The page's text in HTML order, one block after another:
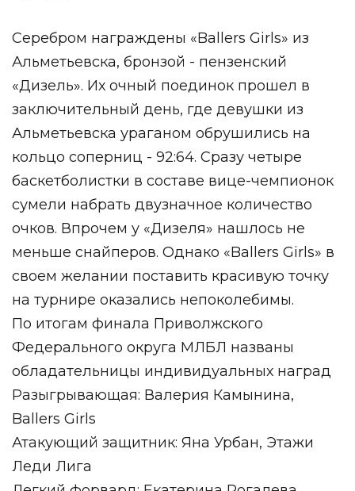
Серебром награждены «Ballers Girls» из
Альметьевска, бронзой - пензенский
«Дизель». Их очный поединок прошел в
заключительный день, где девушки из
Альметьевска ураганом обрушились на
кольцо соперниц - 92:64. Сразу четыре
баскетболистки в составе вице-чемпионок
сумели набрать двузначное количество
очков. Впрочем у «Дизеля» нашлось не
меньше снайперов. Однако «Ballers Girls» в
своем желании поставить красивую точку
на турнире оказались непоколебимы.
По итогам финала Приволжского
Федерального округа МЛБЛ названы
обладательницы индивидуальных наград
Разыгрывающая: Валерия Камынина,
Ballers Girls
Атакующий защитник: Яна Урбан, Этажи
Леди Лига